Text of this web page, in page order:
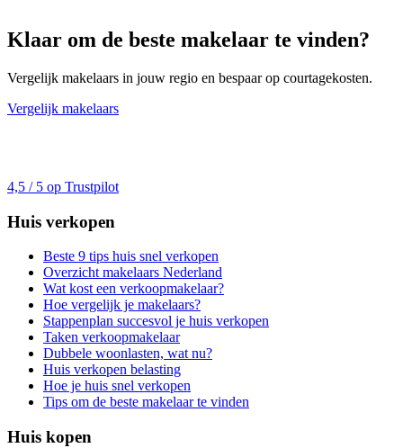
Klaar om de beste makelaar te vinden?
Vergelijk makelaars in jouw regio en bespaar op courtagekosten.
Vergelijk makelaars
4,5 / 5 op Trustpilot
Huis verkopen
Beste 9 tips huis snel verkopen
Overzicht makelaars Nederland
Wat kost een verkoopmakelaar?
Hoe vergelijk je makelaars?
Stappenplan succesvol je huis verkopen
Taken verkoopmakelaar
Dubbele woonlasten, wat nu?
Huis verkopen belasting
Hoe je huis snel verkopen
Tips om de beste makelaar te vinden
Huis kopen